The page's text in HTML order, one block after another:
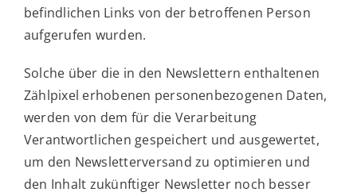
befindlichen Links von der betroffenen Person
aufgerufen wurden.
Solche über die in den Newslettern enthaltenen
Zählpixel erhobenen personenbezogenen Daten,
werden von dem für die Verarbeitung
Verantwortlichen gespeichert und ausgewertet,
um den Newsletterversand zu optimieren und
den Inhalt zukünftiger Newsletter noch besser